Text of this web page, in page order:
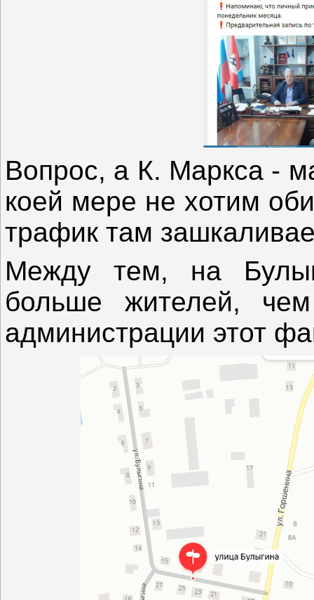
Вопрос, а К. Маркса -
коей мере не хотим
трафик там
Между тем, на
больше жителей,
администрации этот